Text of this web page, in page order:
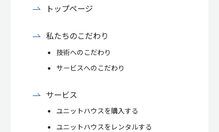
トップページ
私たちのこだわり
技術へのこだわり
サービスへのこだわり
サービス
ユニットハウスを購入する
ユニットハウスをレンタルする